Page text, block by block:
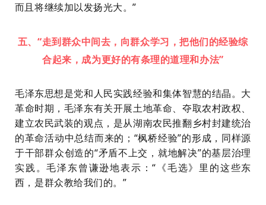
而且将继续加以发扬光大。”
五、“走到群众中间去，向群众学习，把他们的经验综
合起来，成为更好的有条理的道理和办法”
毛泽东思想是党和人民实践经验和集体智慧的结晶。大
革命时期，毛泽东有关开展土地革命、夺取农村政权、
建立农民武装的观点，是从湖南农民推翻乡村封建统治
的革命活动中总结而来的； “枫桥经验”的形成，同样源
于干部群众创造的“矛盾不上交，就地解决”的基层治理
实践。毛泽东曾谦逊地表示：“《毛选》里的这些东
西，是群众教给我们的。”